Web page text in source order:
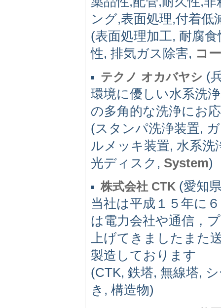
ング,表面処理,付着低
(表面処理加工, 耐腐
性, 排気ガス除害, コ
テクノ オカバヤシ (
環境に優しい水系洗
の多角的な洗浄にお
(スタンパ洗浄装置,
ルメッキ装置, 水系
光ディスク, System)
株式会社 CTK (愛知
当社は平成１５年に
は電力会社や通信，
上げてきましたまた
製造しております
(CTK, 鉄塔, 無線塔,
き, 構造物)